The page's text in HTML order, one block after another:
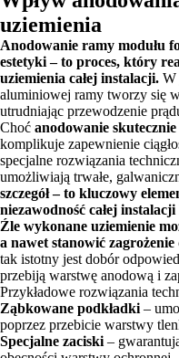
uziemienia
Anodowanie ramy modułu
estetyki – to proces, który
uziemienia całej instalacji. W
aluminiowej ramy tworzy się
utrudniając przewodzenie
Choć anodowanie
komplikuje zapewnienie
specjalne rozwiązania
umożliwiają trwałe,
szczegół – to kluczowy
niezawodność całej instalacji
Źle wykonane uziemienie
a nawet stanowić
tak istotny jest dobór
przebiją warstwę anodową i
Przykładowe rozwiązania
Ząbkowane podkładki –
poprzez przebicie warstwy
Specjalne zaciski –